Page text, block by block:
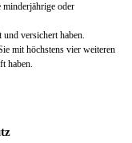
oder
versichert haben.
mit höchstens vier weiteren
haben.